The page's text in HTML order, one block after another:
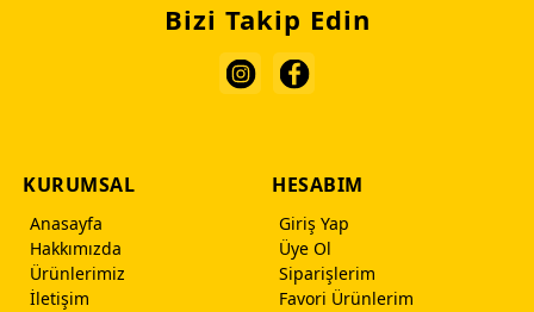
Bizi Takip Edin
KURUMSAL
Anasayfa
Hakkımızda
Ürünlerimiz
İletişim
HESABIM
Giriş Yap
Üye Ol
Siparişlerim
Favori Ürünlerim